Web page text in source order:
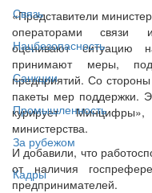
Связь
Нацбезопасность
Санкции
Промышленность
За рубежом
Кадры
«Представители
операторами связи
оценивают ситуацию
принимают меры,
предприятий. Со
пакеты мер поддержки.
курирует
министерства.
И добавили, что
от наличия
предпринимателей.